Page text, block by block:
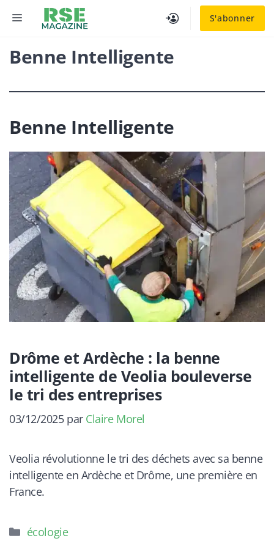
S'abonner
MENU
Benne Intelligente
Benne Intelligente
Drôme et Ardèche : la benne
intelligente de Veolia bouleverse
le tri des entreprises
03/12/2025 par Claire Morel
Veolia révolutionne le tri des déchets avec sa benne
intelligente en Ardèche et Drôme, une première en
France.
Catégories
écologie